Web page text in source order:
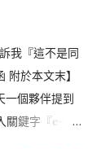
我『這不是同
於本文末】
一個夥伴提到
鍵字『e-